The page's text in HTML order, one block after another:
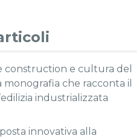
construction e cultura del
che racconta il
industrializzata
innovativa alla